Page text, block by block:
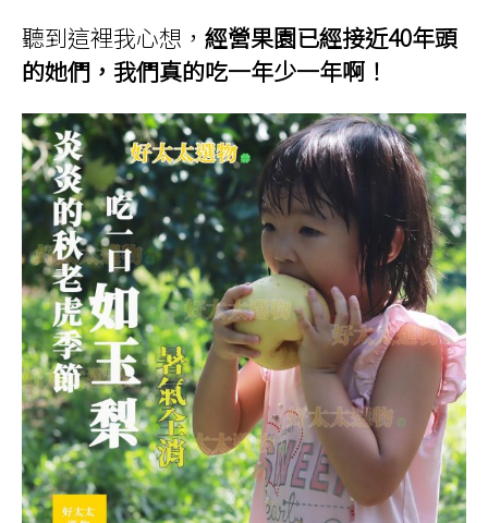
聽到這裡我心想， 經營果園已經接近40年頭
的她們，我們真的吃一年少一年啊！